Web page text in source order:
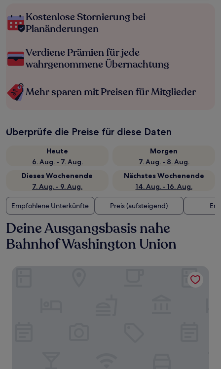
Kostenlose Stornierung bei
Planänderungen
Verdiene Prämien für jede
wahrgenommene Übernachtung
Mehr sparen mit Preisen für Mitglieder
Überprüfe die Preise für diese Daten
Heute
6. Aug. - 7. Aug.
Morgen
7. Aug. - 8. Aug.
Dieses Wochenende
7. Aug. - 9. Aug.
Nächstes Wochenende
14. Aug. - 16. Aug.
Empfohlene Unterkünfte Preis (aufsteigend)
Deine Ausgangsbasis nahe
Bahnhof Washington Union